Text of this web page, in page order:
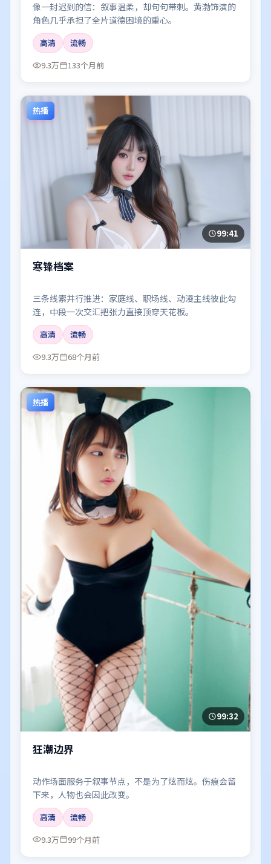
像一封迟到的信：叙事温柔，却句句带刺。黄渤饰演的
角色几乎承担了全片道德困境的重心。
高清
流畅
9.3万
133个月前
热播
99:41
寒锋档案
三条线索并行推进：家庭线、职场线、动漫主线彼此勾
连，中段一次交汇把张力直接顶穿天花板。
高清
流畅
9.3万
68个月前
热播
99:32
狂潮边界
动作场面服务于叙事节点，不是为了炫而炫。伤痕会留
下来，人物也会因此改变。
高清
流畅
9.3万
99个月前